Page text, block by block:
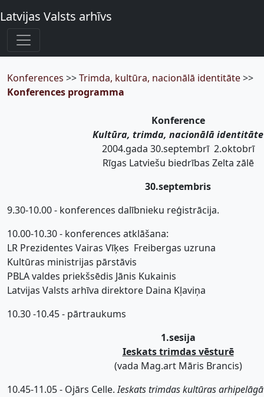
Latvijas Valsts arhīvs
Konferences >>Trimda, kultūra, nacionālā identitāte>>
Konferences programma
Konference
Kultūra, trimda, nacionālā identitāte
2004.gada 30.septembrī  2.oktobrī
Rīgas Latviešu biedrības Zelta zālē
30.septembris
9.30-10.00 - konferences dalībnieku reģistrācija.
10.00-10.30 - konferences atklāšana:
LR Prezidentes Vairas Vīķes  Freibergas uzruna
Kultūras ministrijas pārstāvis
PBLA valdes priekšsēdis Jānis Kukainis
Latvijas Valsts arhīva direktore Daina Kļaviņa
10.30 -10.45 - pārtraukums
1.sesija
Ieskats trimdas vēsturē
(vada Mag.art Māris Brancis)
10.45-11.05 - Ojārs Celle.Ieskats trimdas kultūras arhipelāgā